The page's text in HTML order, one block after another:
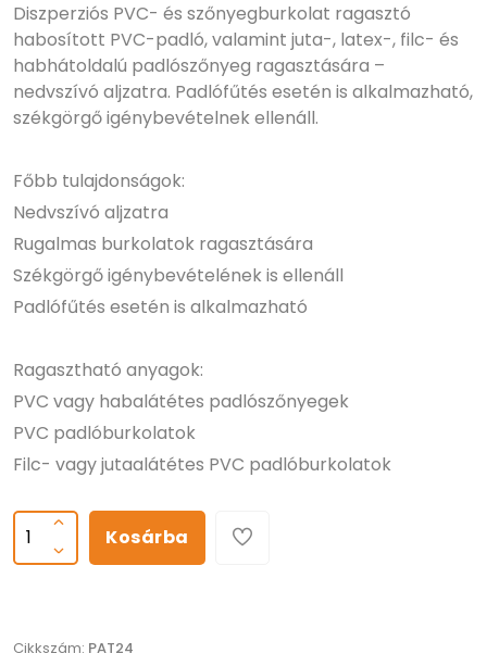
Diszperziós PVC- és szőnyegburkolat ragasztó
habosított PVC-padló, valamint juta-, latex-, filc- és
habhátoldalú padlószőnyeg ragasztására –
nedvszívó aljzatra. Padlófűtés esetén is alkalmazható,
székgörgő igénybevételnek ellenáll.
Főbb tulajdonságok:
Nedvszívó aljzatra
Rugalmas burkolatok ragasztására
Székgörgő igénybevételének is ellenáll
Padlófűtés esetén is alkalmazható
Ragasztható anyagok:
PVC vagy habalátétes padlószőnyegek
PVC padlóburkolatok
Filc- vagy jutaalátétes PVC padlóburkolatok
Kosárba
Cikkszám: PAT24